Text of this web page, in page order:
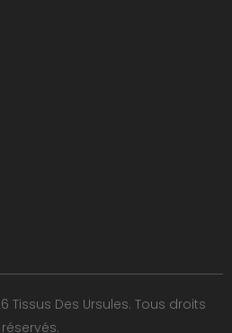
Tissus Des Ursules. Tous droits
réservés.